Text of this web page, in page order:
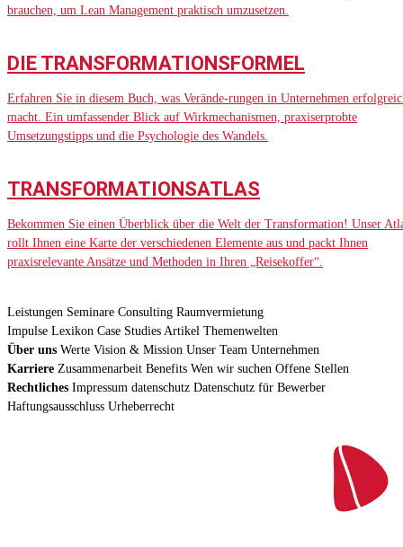
brauchen, um Lean Management praktisch umzusetzen.
DIE TRANSFORMATIONSFORMEL
Erfahren Sie in diesem Buch, was Verände-rungen in Unternehmen
macht. Ein umfassender Blick auf Wirkmechanismen, praxiserprobte
Umsetzungstipps und die Psychologie des Wandels.
TRANSFORMATIONSATLAS
Bekommen Sie einen Überblick über die Welt der Transformation! Unser
rollt Ihnen eine Karte der verschiedenen Elemente aus und packt Ihnen
praxisrelevante Ansätze und Methoden in Ihren „Reisekoffer“.
Leistungen Seminare Consulting Raumvermietung
Impulse Lexikon Case Studies Artikel Themenwelten
Über uns Werte Vision & Mission Unser Team Unternehmen
Karriere Zusammenarbeit Benefits Wen wir suchen Offene Stellen
Rechtliches Impressum datenschutz Datenschutz für Bewerber
Haftungsausschluss Urheberrecht